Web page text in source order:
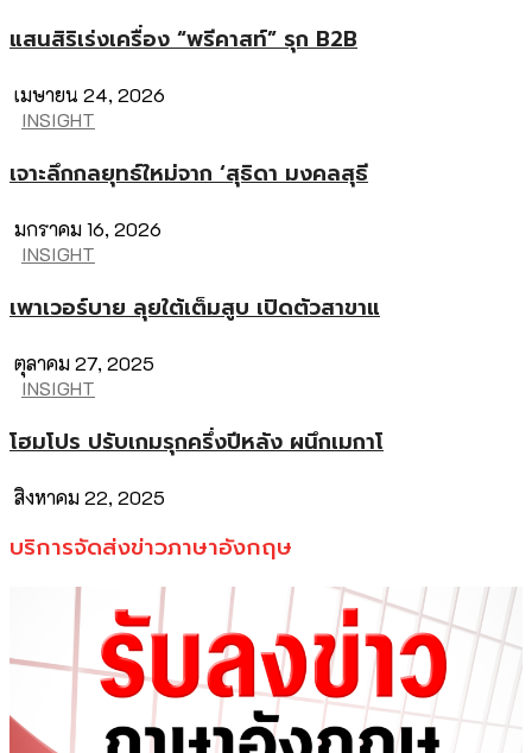
แสนสิริเร่งเครื่อง “พรีคาสท์” รุก B2B
เมษายน 24, 2026
INSIGHT
เจาะลึกกลยุทธ์ใหม่จาก ‘สุธิดา มงคลสุธี
มกราคม 16, 2026
INSIGHT
เพาเวอร์บาย ลุยใต้เต็มสูบ เปิดตัวสาขาแ
ตุลาคม 27, 2025
INSIGHT
โฮมโปร ปรับเกมรุกครึ่งปีหลัง ผนึกเมกาโ
สิงหาคม 22, 2025
บริการจัดส่งข่าวภาษาอังกฤษ